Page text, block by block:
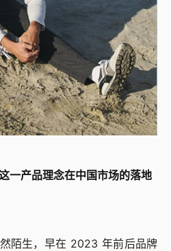
一产品理念在中国市场的落地
陌生，早在 2023 年前后品牌